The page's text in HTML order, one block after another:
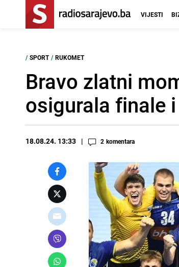
VIJESTI
/ SPORT / RUKOMET
Bravo zlatni
osigurala finale i
18.08.24. 13:33 2 komentara